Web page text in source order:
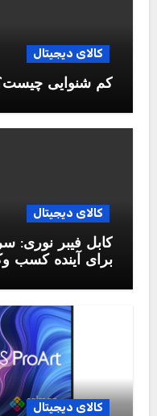
کالای دیجیتال
کم شنوایی
کالای دیجیتال
کابل فیبر نوری:
برای آینده کسب
کالای دیجیتال